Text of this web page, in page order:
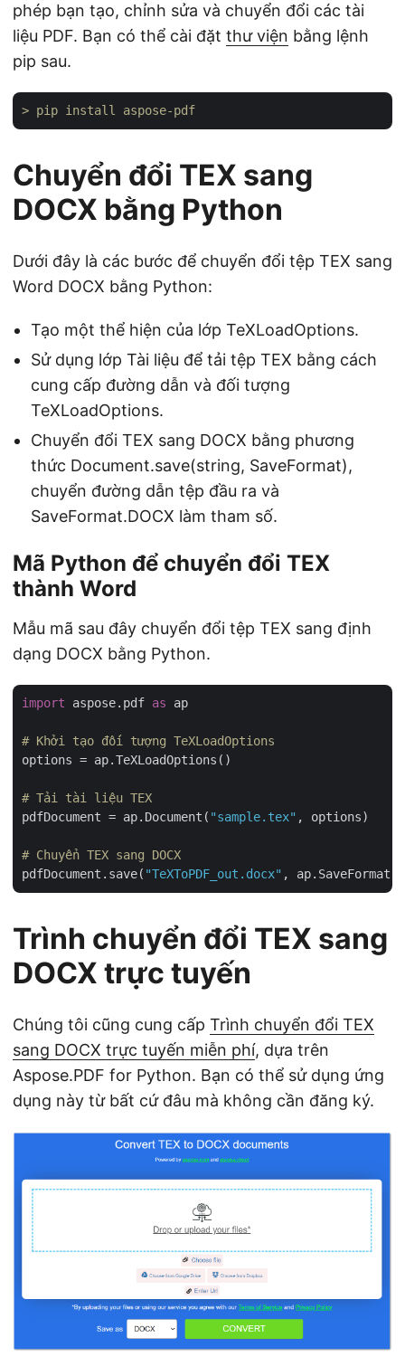
phép bạn tạo, chỉnh sửa và chuyển đổi các tài
liệu PDF. Bạn có thể cài đặt thư viện bằng lệnh
pip sau.
> pip install aspose-pdf
Chuyển đổi TEX sang
DOCX bằng Python
Dưới đây là các bước để chuyển đổi tệp TEX sang
Word DOCX bằng Python:
Tạo một thể hiện của lớp TeXLoadOptions.
Sử dụng lớp Tài liệu để tải tệp TEX bằng cách
cung cấp đường dẫn và đối tượng
TeXLoadOptions.
Chuyển đổi TEX sang DOCX bằng phương
thức Document.save(string, SaveFormat),
chuyển đường dẫn tệp đầu ra và
SaveFormat.DOCX làm tham số.
Mã Python để chuyển đổi TEX
thành Word
Mẫu mã sau đây chuyển đổi tệp TEX sang định
dạng DOCX bằng Python.
import aspose.pdf as ap
# Khởi tạo đối tượng TeXLoadOptions
options = ap.TeXLoadOptions()
# Tải tài liệu TEX
pdfDocument = ap.Document( "sample.tex" , options)
# Chuyển TEX sang DOCX
pdfDocument.save( "TeXToPDF_out.docx"
Trình chuyển đổi TEX sang
DOCX trực tuyến
Chúng tôi cũng cung cấp Trình chuyển đổi TEX
sang DOCX trực tuyến miễn phí, dựa trên
Aspose.PDF for Python. Bạn có thể sử dụng ứng
dụng này từ bất cứ đâu mà không cần đăng ký.